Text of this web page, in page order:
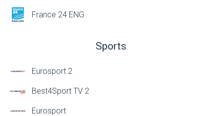
France 24 ENG
Sports
Eurosport 2
Best4Sport TV 2
Eurosport